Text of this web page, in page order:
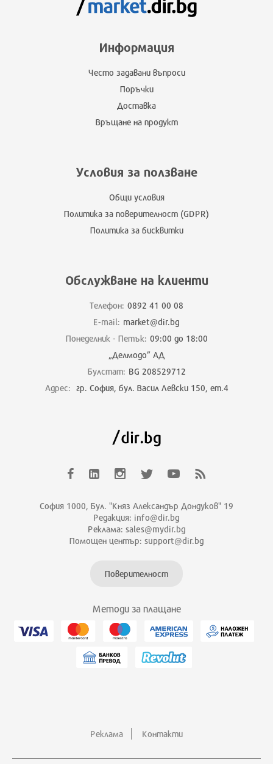
Информация
Често задавани въпроси
Поръчки
Доставка
Връщане на продукт
Условия за ползване
Общи условия
Политика за поверителност (GDPR)
Политика за бисквитки
Обслужване на клиенти
Телефон: 0892 41 00 08
E-mail: market@dir.bg
Понеделник - Петък: 09:00 до 18:00
„Делмодо” АД
Булстат: BG 208529712
Адрес: гр. София, бул. Васил Левски 150, ет.4
София 1000, Бул. "Княз Александър Дондуков" 19
Редакция: info@dir.bg
Реклама: sales@mydir.bg
Помощен център: support@dir.bg
Поверителност
Методи за плащане
Реклама Контакти